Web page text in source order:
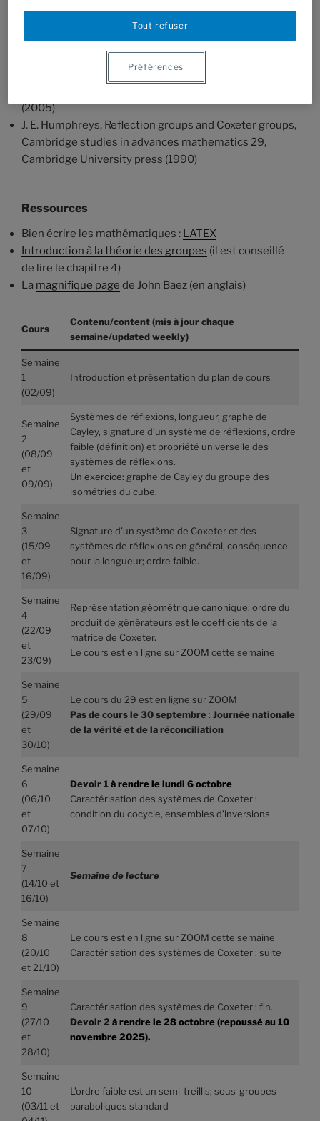
Le cours s’appuie principalement sur les deux textes
suivants :
A. Björner and F. Brenti, Combinatorics of Coxeter
(2005)
J. E. Humphreys, Reflection groups and Coxeter groups,
Cambridge studies in advances mathematics 29,
Cambridge University press (1990)
Ressources
Bien écrire les mathématiques : LATEX
Introduction à la théorie des groupes (il est conseillé
de lire le chapitre 4)
La magnifique page de John Baez (en anglais)
Cours
Contenu/content (mis à jour chaque
semaine/updated weekly)
Semaine
1
(02/09)
Introduction et présentation du plan de cours
Semaine
2
(08/09
et
09/09)
Systèmes de réflexions, longueur, graphe de
Cayley, signature d’un système de réflexions, ordre
faible (définition) et propriété universelle des
systèmes de réflexions.
Un exercice: graphe de Cayley du groupe des
isométries du cube.
Semaine
3
(15/09
et
16/09)
Signature d’un système de Coxeter et des
systèmes de réflexions en général, conséquence
pour la longueur; ordre faible.
Semaine
4
(22/09
et
23/09)
Représentation géométrique canonique; ordre du
produit de générateurs est le coefficients de la
matrice de Coxeter.
Le cours est en ligne sur ZOOM cette semaine
Semaine
5
(29/09
et
30/10)
Le cours du 29 est en ligne sur ZOOM
Pas de cours le 30 septembre: Journée nationale
de la vérité et de la réconciliation
Semaine
6
(06/10
et
07/10)
Devoir 1à rendre le lundi 6 octobre
Caractérisation des systèmes de Coxeter :
condition du cocycle, ensembles d’inversions
Semaine
7
(14/10 et
16/10)
Semaine de lecture
Semaine
8
(20/10
et 21/10)
Le cours est en ligne sur ZOOM cette semaine
Caractérisation des systèmes de Coxeter : suite
Semaine
9
(27/10
et
28/10)
Caractérisation des systèmes de Coxeter : fin.
Devoir 2 à rendre le 28 octobre (repoussé au 10
novembre 2025).
Semaine
10
(03/11 et
L’ordre faible est un semi-treillis; sous-groupes
paraboliques standard
Tout refuser
Préférences